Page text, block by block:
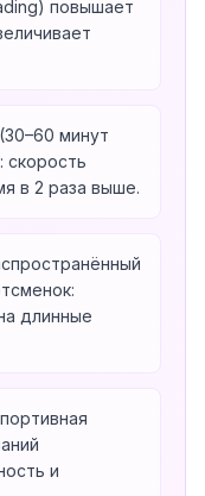
повышает
минут
в 2 раза выше.
длинные
и